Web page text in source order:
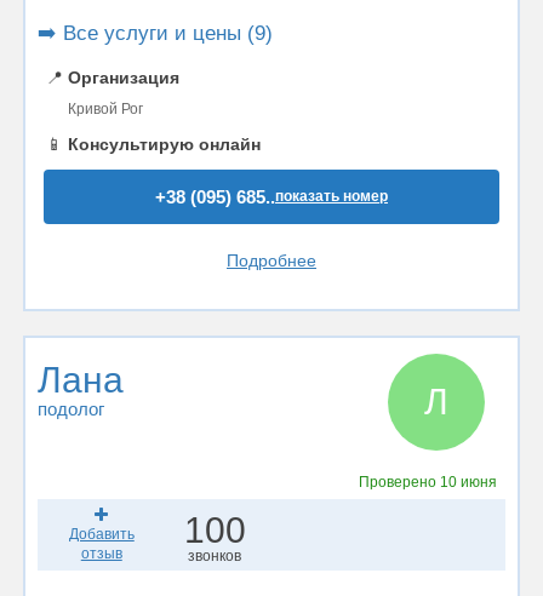
➡️ Все услуги и цены (9)
📍 Организация
Кривой Рог
📱 Консультирую онлайн
+38 (095) 685..показать номер
Подробнее
Лана
подолог Л
Проверено 10 июня
Добавить
отзыв
100
звонков